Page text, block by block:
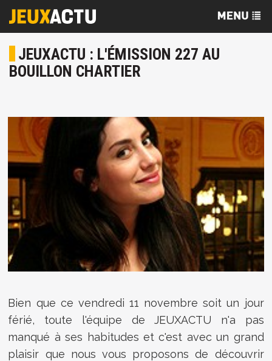
JEUXACTU : L'ÉMISSION 227 AU
BOUILLON CHARTIER
Bien que ce vendredi 11 novembre soit un jour
férié, toute l'équipe de JEUXACTU n'a pas
manqué à ses habitudes et c'est avec un grand
plaisir que nous vous proposons de découvrir